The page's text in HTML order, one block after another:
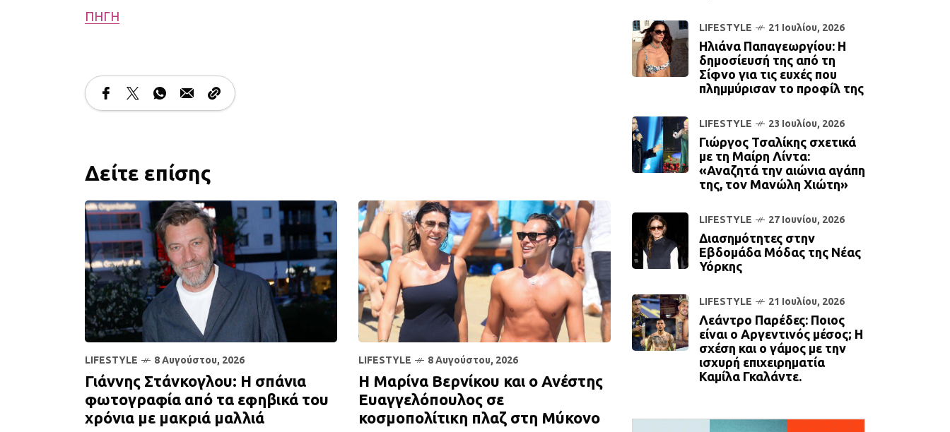
ΠΗΓΗ
Δείτε επίσης
LIFESTYLE 8 Αυγούστου, 2026
Γιάννης Στάνκογλου: Η σπάνια
φωτογραφία από τα εφηβικά του
χρόνια με μακριά μαλλιά
LIFESTYLE 8 Αυγούστου, 2026
H Μαρίνα Βερνίκου και ο Ανέστης
Ευαγγελόπουλος σε
κοσμοπολίτικη πλαζ στη Μύκονο
LIFESTYLE 21 Ιουλίου, 2026
Ηλιάνα Παπαγεωργίου: Η
δημοσίευσή της από τη
Σίφνο για τις ευχές που
πλημμύρισαν το προφίλ της
LIFESTYLE 23 Ιουλίου, 2026
Γιώργος Τσαλίκης σχετικά
με τη Μαίρη Λίντα:
«Αναζητά την αιώνια αγάπη
της, τον Μανώλη Χιώτη»
LIFESTYLE 27 Ιουνίου, 2026
Διασημότητες στην
Εβδομάδα Μόδας της Νέας
Υόρκης
LIFESTYLE 21 Ιουλίου, 2026
Λεάντρο Παρέδες: Ποιος
είναι ο Αργεντινός μέσος; Η
σχέση και ο γάμος με την
ισχυρή επιχειρηματία
Καμίλα Γκαλάντε.